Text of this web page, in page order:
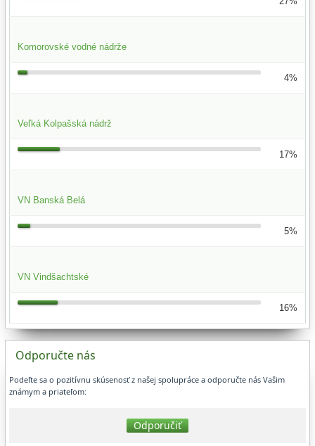
Komorovské vodné nádrže
4%
Veľká Kolpašská nádrž
17%
VN Banská Belá
5%
VN Vindšachtské
16%
Odporučte nás
Podeľte sa o pozitívnu skúsenosť z našej spolupráce a odporučte nás Vašim
známym a priateľom:
Odporučiť